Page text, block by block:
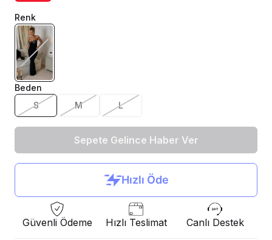
Renk
Beden
S
M L
Sepete Gelince Haber Ver
Güvenli Ödeme Hızlı Teslimat Canlı Destek